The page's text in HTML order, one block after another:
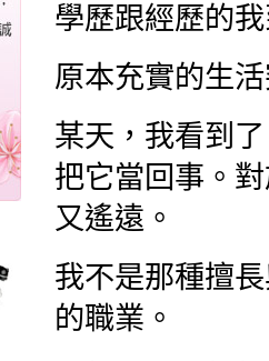
學歷跟經歷的
原本充實的生
某天，我看到
把它當回事。
又遙遠。
我不是那種擅
的職業。